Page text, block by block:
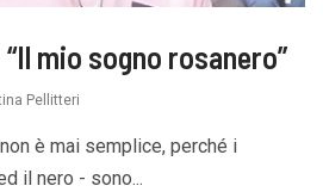
mio sogno rosanero”
Pellitteri
è mai semplice, perché i
il nero - sono...